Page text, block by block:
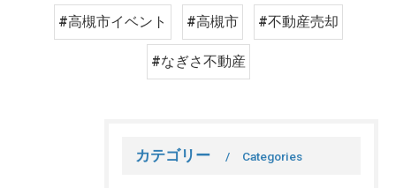
#高槻市イベント #高槻市 #不動産売却
#なぎさ不動産
カテゴリー Categories